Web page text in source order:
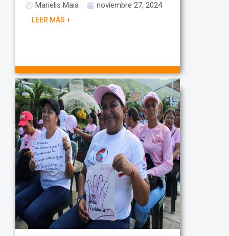
Marielis Maia noviembre 27, 2024
LEER MÁS +